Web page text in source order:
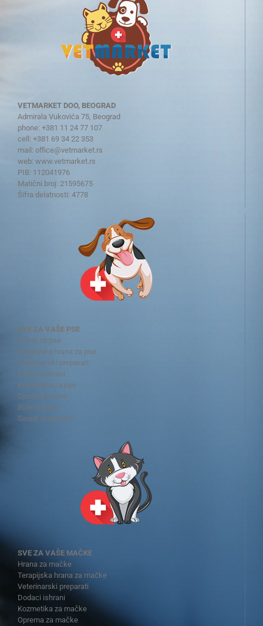
VETMARKET DOO, BEOGRAD
Admirala Vukovića 75, Beograd
phone: +381 11 24 77 107
cell: +381 69 34 22 353
mail: office@vetmarket.rs
web: www.vetmarket.rs
PIB: 112041976
Matični broj: 21595675
Šifra delatnosti: 4778
SVE ZA VAŠE PSE
Hrana za pse
Terapijska hrana za pse
Veterinarski preparati
Dodaci ishrani
Kozmetika za pse
Oprema za pse
Bolesti pasa
Saveti veterinara
SVE ZA VAŠE MAČKE
Hrana za mačke
Terapijska hrana za mačke
Veterinarski preparati
Dodaci ishrani
Kozmetika za mačke
Oprema za mačke